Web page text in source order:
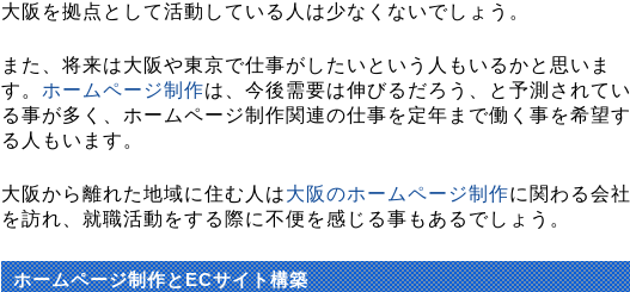
大阪を拠点として活動している人は少なくないでしょう。
また、将来は大阪や東京で仕事がしたいという人もいるかと思いま
す。 ホームページ制作は、今後需要は伸びるだろう、と予測されてい
る事が多く、ホームページ制作関連の仕事を定年まで働く事を希望す
る人もいます。
大阪から離れた地域に住む人は大阪のホームページ制作に関わる会社
を訪れ、就職活動をする際に不便を感じる事もあるでしょう。
ホームページ制作とECサイト構築